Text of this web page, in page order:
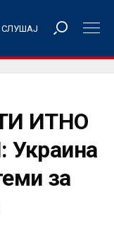
СЛУШАЈ
ИТНО
за